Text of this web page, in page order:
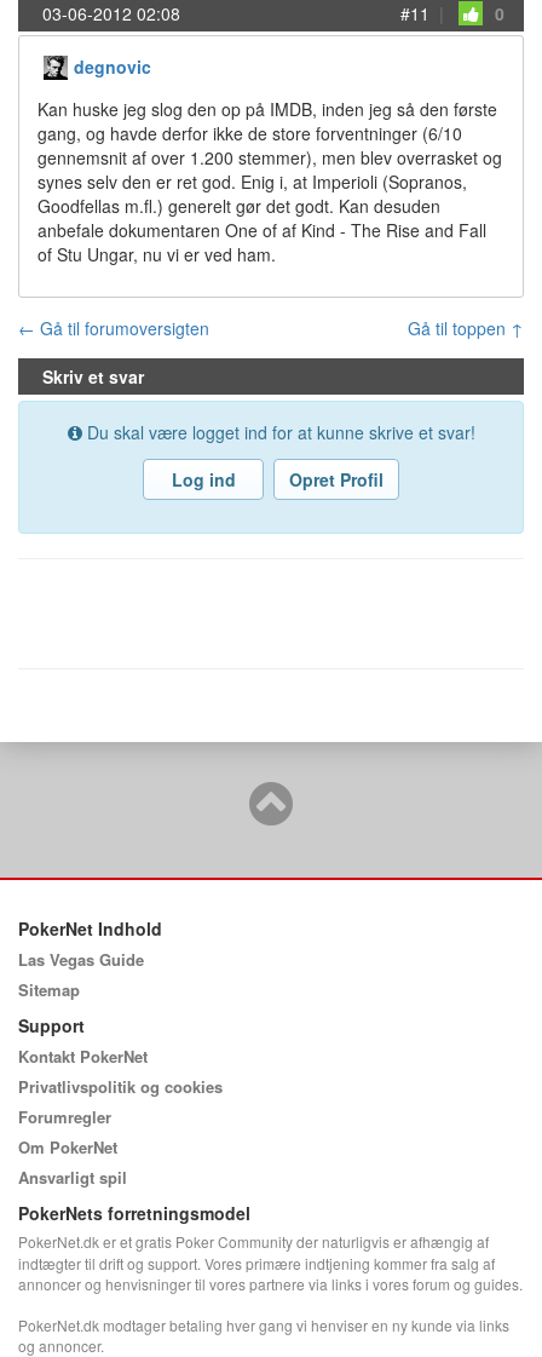
03-06-2012 02:08 #11 | 0
degnovic
Kan huske jeg slog den op på IMDB, inden jeg så den første
gang, og havde derfor ikke de store forventninger (6/10
gennemsnit af over 1.200 stemmer), men blev overrasket og
synes selv den er ret god. Enig i, at Imperioli (Sopranos,
Goodfellas m.fl.) generelt gør det godt. Kan desuden
anbefale dokumentaren One of af Kind - The Rise and Fall
of Stu Ungar, nu vi er ved ham.
← Gå til forumoversigten
Gå til toppen ↑
Skriv et svar
Du skal være logget ind for at kunne skrive et svar!
Log ind
Opret Profil
PokerNet Indhold
Las Vegas Guide
Sitemap
Support
Kontakt PokerNet
Privatlivspolitik og cookies
Forumregler
Om PokerNet
Ansvarligt spil
PokerNets forretningsmodel
PokerNet.dk er et gratis Poker Community der naturligvis er afhængig af
indtægter til drift og support. Vores primære indtjening kommer fra salg af
annoncer og henvisninger til vores partnere via links i vores forum og guides.
PokerNet.dk modtager betaling hver gang vi henviser en ny kunde via links
og annoncer.